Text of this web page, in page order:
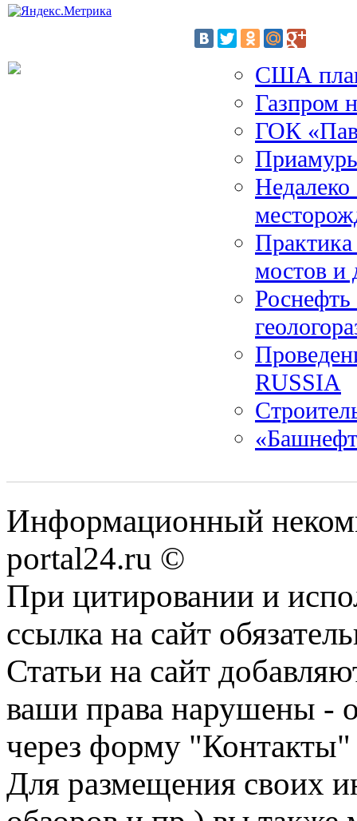
США
Газпром
ГОК
Практика
мостов и
RUSSIA
Информационный
portal24.ru ©
При цитировании и
ссылка на сайт
Статьи на сайт
ваши права нарушены -
через форму "Контакты"
Для размещения своих